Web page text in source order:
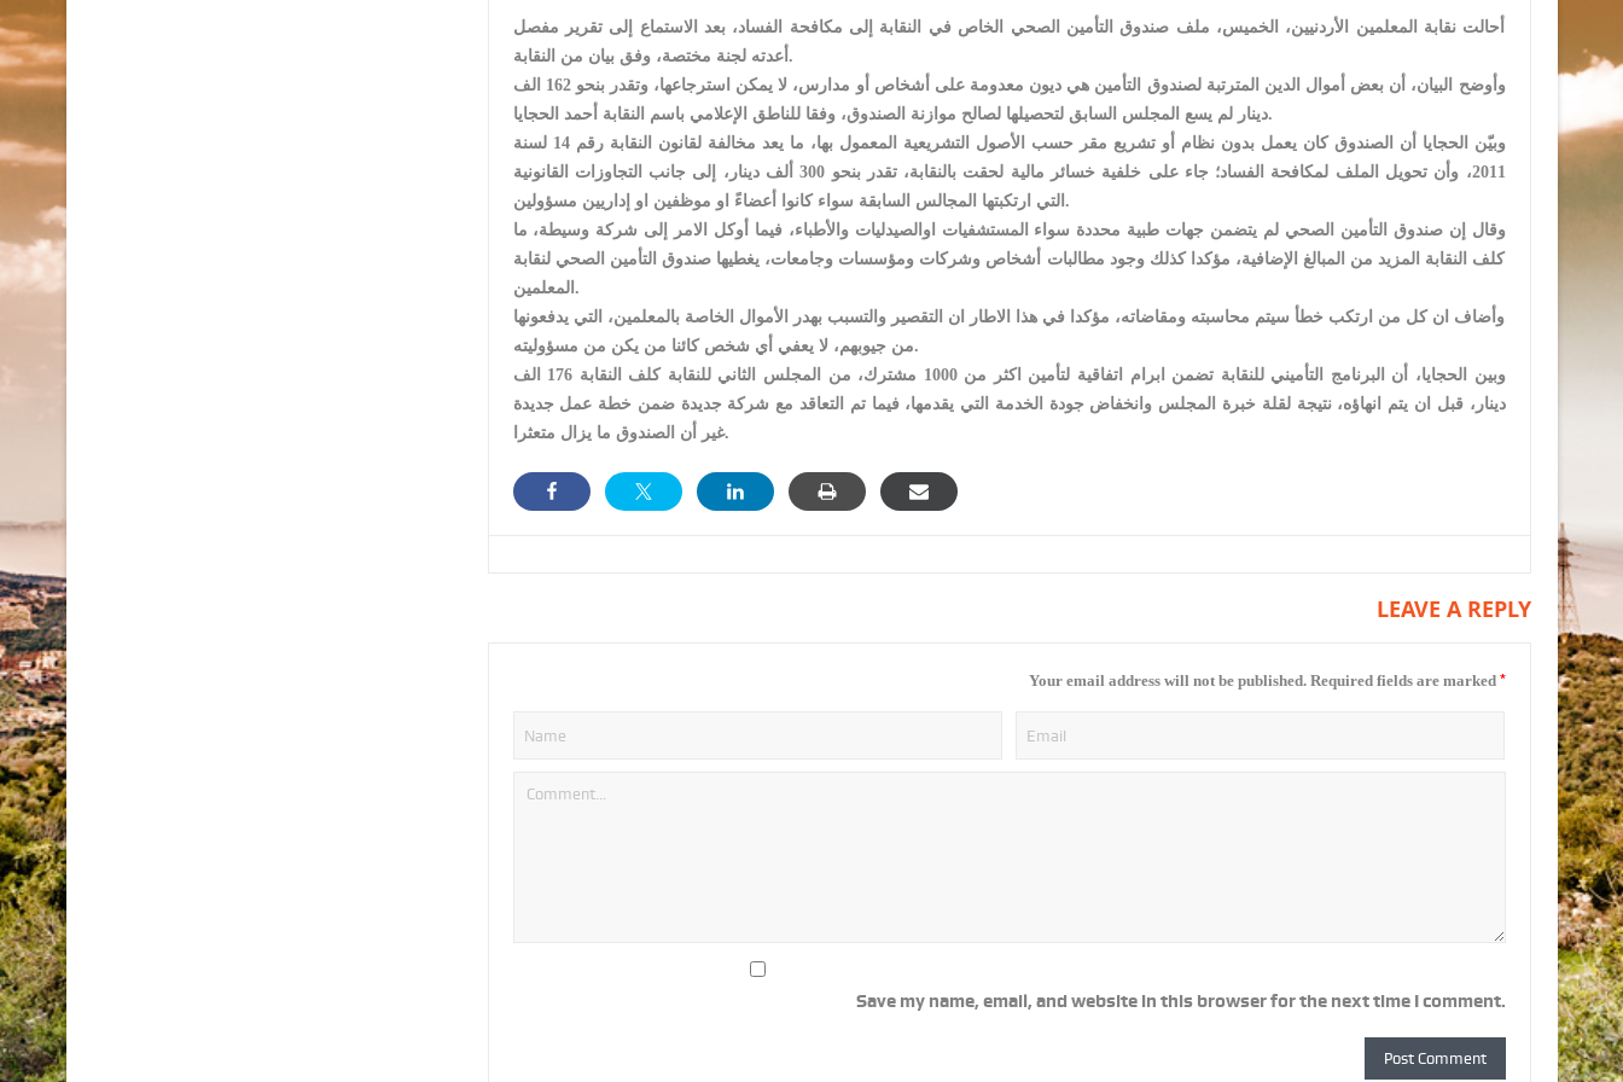
أحالت نقابة المعلمين الأردنيين، الخميس، ملف صندوق التأمين الصحي الخاص في النقابة إلى مكافحة الفساد، بعد الاستماع إلى تقرير مفصل
أعدته لجنة مختصة، وفق بيان من النقابة.
وأوضح البيان، أن بعض أموال الدين المترتبة لصندوق التأمين هي ديون معدومة على أشخاص أو مدارس، لا يمكن استرجاعها، وتقدر بنحو 162 الف
دينار لم يسع المجلس السابق لتحصيلها لصالح موازنة الصندوق، وفقا للناطق الإعلامي باسم النقابة أحمد الحجايا.
وبيّن الحجايا أن الصندوق كان يعمل بدون نظام أو تشريع مقر حسب الأصول التشريعية المعمول بها، ما يعد مخالفة لقانون النقابة رقم 14 لسنة
2011، وأن تحويل الملف لمكافحة الفساد؛ جاء على خلفية خسائر مالية لحقت بالنقابة، تقدر بنحو 300 ألف دينار، إلى جانب التجاوزات القانونية
التي ارتكبتها المجالس السابقة سواء كانوا أعضاءً او موظفين او إداريين مسؤولين.
وقال إن صندوق التأمين الصحي لم يتضمن جهات طبية محددة سواء المستشفيات اوالصيدليات والأطباء، فيما أوكل الامر إلى شركة وسيطة، ما
كلف النقابة المزيد من المبالغ الإضافية، مؤكدا كذلك وجود مطالبات أشخاص وشركات ومؤسسات وجامعات، يغطيها صندوق التأمين الصحي لنقابة
المعلمين.
وأضاف ان كل من ارتكب خطأ سيتم محاسبته ومقاضاته، مؤكدا في هذا الاطار ان التقصير والتسبب بهدر الأموال الخاصة بالمعلمين، التي يدفعونها
من جيوبهم، لا يعفي أي شخص كائنا من يكن من مسؤوليته.
وبين الحجايا، أن البرنامج التأميني للنقابة تضمن ابرام اتفاقية لتأمين اكثر من 1000 مشترك، من المجلس الثاني للنقابة كلف النقابة 176 الف
دينار، قبل ان يتم انهاؤه، نتيجة لقلة خبرة المجلس وانخفاض جودة الخدمة التي يقدمها، فيما تم التعاقد مع شركة جديدة ضمن خطة عمل جديدة
غير أن الصندوق ما يزال متعثرا.
LEAVE A REPLY
Your email address will not be published. Required fields are marked *
Save my name, email, and website in this browser for the next time I comment.